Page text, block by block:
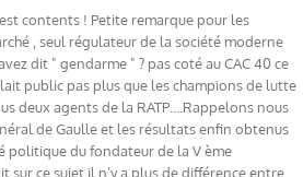
contents ! Petite remarque pour les
, seul régulateur de la société moderne
dit " gendarme " ? pas coté au CAC 40 ce
public pas plus que les champions de lutte
deux agents de la RATP….Rappelons nous
de Gaulle et les résultats enfin obtenus
politique du fondateur de la V ème
sur ce sujet il n’y a plus de différence entre